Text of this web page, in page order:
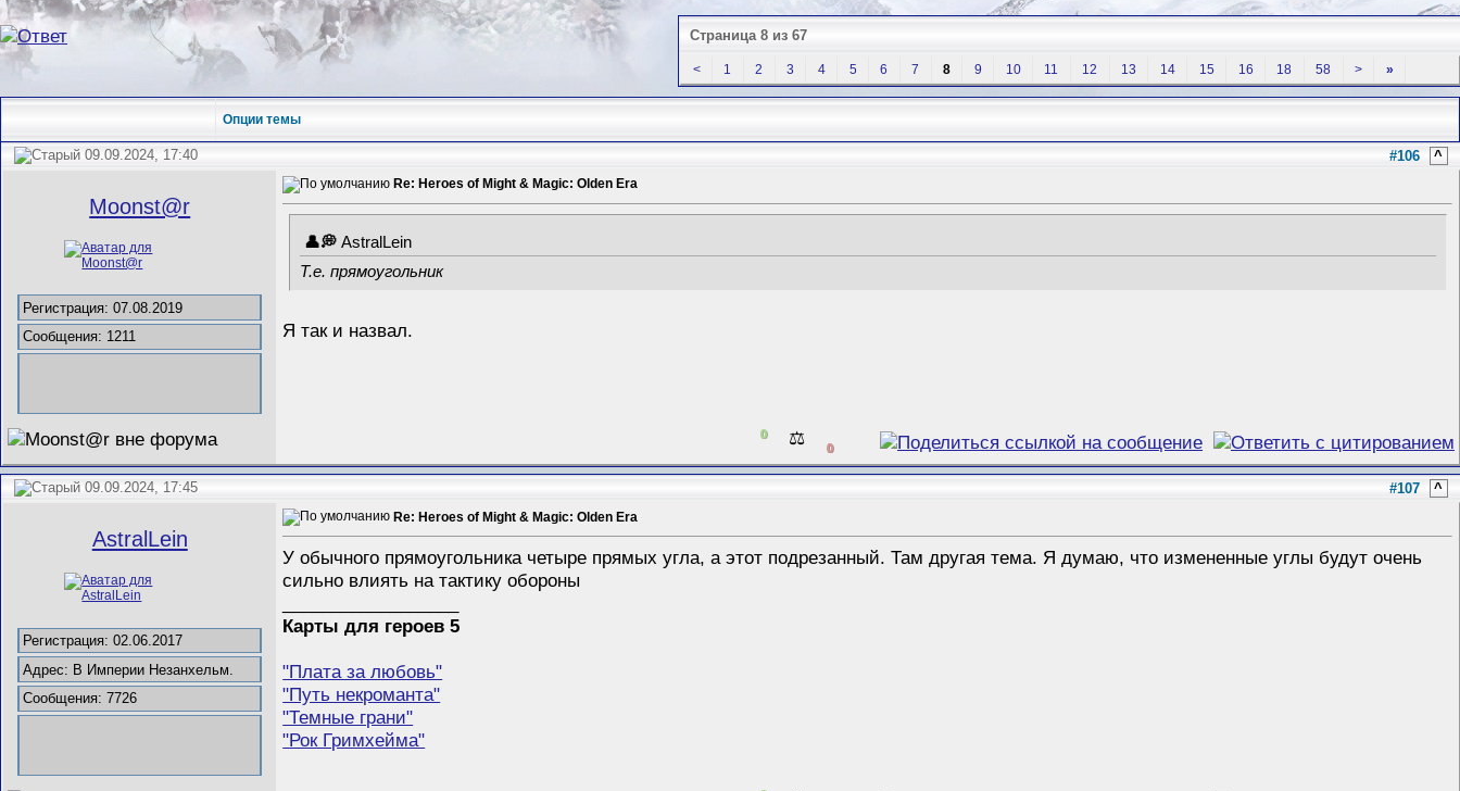
Страница 8 из 67
< 1 2 3 4 5 6 7 8 9 10 11 12 13 14 15 16 18 58 > »
Опции темы
09.09.2024, 17:40 #106 ^
Mооnst@r
Регистрация: 07.08.2019
Сообщения: 1211
Re: Heroes of Might & Magic: Olden Era
AstralLein
Т.е. прямоугольник
Я так и назвал.
0 ⚖️ 0
09.09.2024, 17:45 #107 ^
AstralLein
Регистрация: 02.06.2017
Адрес: В Империи Незанхельм.
Сообщения: 7726
Re: Heroes of Might & Magic: Olden Era
У обычного прямоугольника четыре прямых угла, а этот подрезанный. Там другая тема. Я думаю, что измененные углы будут очень
сильно влиять на тактику обороны
Карты для героев 5
"Плата за любовь"
"Путь некроманта"
"Темные грани"
"Рок Гримхейма"